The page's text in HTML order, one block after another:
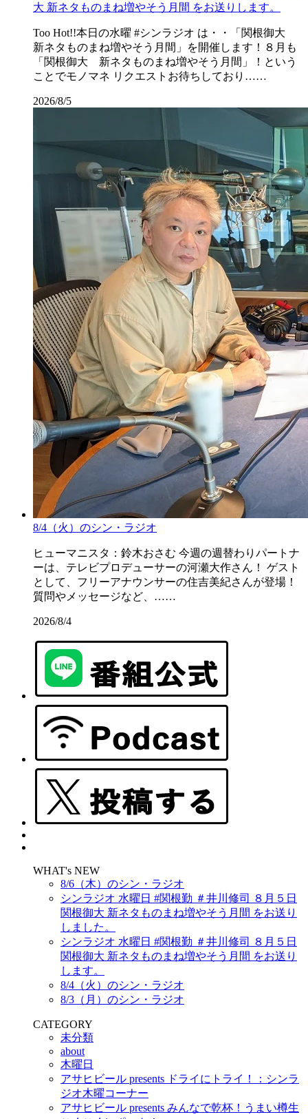
大 新ネタものまね増やそう月間 をお送りします。
Too Hot!!本日の水曜 #シンラジオ は・・「関根御大
新ネタものまね増やそう月間」を開催します！８月も
「関根御大 新ネタものまね増やそう月間」！という
ことでモノマネ リクエストお待ちしており……
2026/8/5
8/4（火）のシン・ラジオ
ヒューマニスタ：鈴木おさむ 今週の週替わりパートナ
ーは、テレビプロデューサーの河瀬大作さん！ ゲスト
として、フリーアナウンサーの住吉美紀さんが登場！
質問やメッセージなど、……
2026/8/4
WHAT's NEW
8/6（木）のシン・ラジオ
シンラジオ 水曜日 #関根勤 ＃井川修司 ８月５日
関根御大 新ネタものまね増やそう月間 をお送り
しました。
シンラジオ 水曜日 #関根勤 ＃井川修司 ８月５日
関根御大 新ネタものまね増やそう月間 をお送り
します。
8/4（火）のシン・ラジオ
8/3（月）のシン・ラジオ
CATEGORY
未分類
about
木曜日
アサヒビール presents ドライにトライ！：シンラ
ジオ木曜コーナー
アサヒビール presents みんなで乾杯！うまい樽生